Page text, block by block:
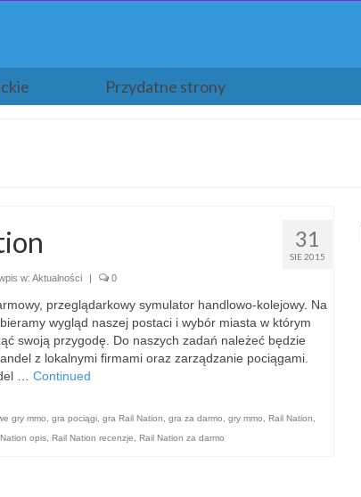
Przydatne strony
31
SIE 2015
w: Aktualności | 0
przeglądarkowy symulator handlowo-kolejowy. Na
wygląd naszej postaci i wybór miasta w którym
swoją przygodę. Do naszych zadań należeć będzie
z lokalnymi firmami oraz zarządzanie pociągami.
… Continued
gry mmo gra pociągi, gra Rail Nation gra za darmo gry mmo Rail Nation
opis, Rail Nation recenzje Rail Nation za darmo